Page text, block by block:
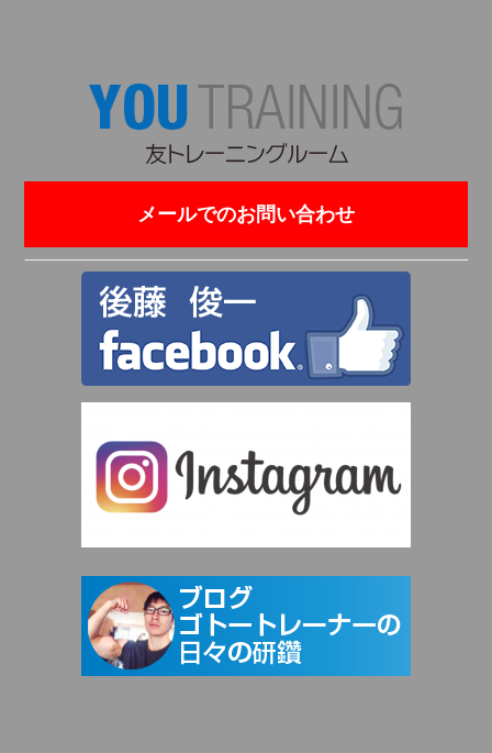
メールでのお問い合わせ